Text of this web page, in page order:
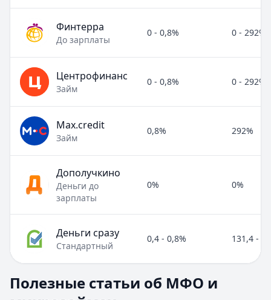
Финтерра
До зарплаты
0 - 0,8% 0 - 292%
Центрофинанс
Займ
0 - 0,8% 0 - 292%
Max.credit
Займ
0,8% 292%
Дополучкино
Деньги до
зарплаты
0% 0%
Деньги сразу
Стандартный
0,4 - 0,8% 131,4 -
Раздел:МФО и микрозаймы. Всего статей: 8.
Полезные статьи об МФО и